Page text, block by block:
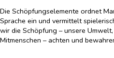
Die Schöpfungselemente ordnet
Sprache ein und vermittelt
wir die Schöpfung – unsere
Mitmenschen – achten und